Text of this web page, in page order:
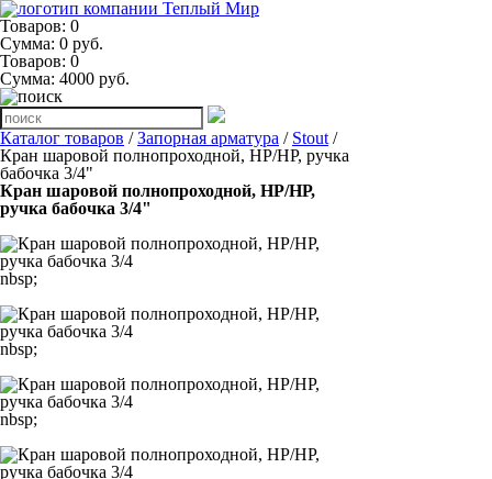
Товаров: 0
Сумма: 0 руб.
Товаров: 0
Сумма: 4000 руб.
Каталог товаров /Запорная арматура / Stout /
Кран шаровой полнопроходной, НР/НР, ручка
бабочка 3/4"
Кран шаровой полнопроходной, НР/НР,
ручка бабочка 3/4"
nbsp;
nbsp;
nbsp;